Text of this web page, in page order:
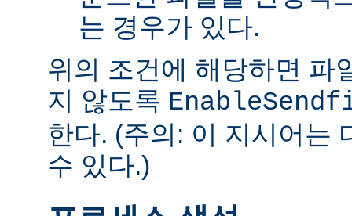
는 경우가 있다.
위의 조건에 해당하면 파
지 않도록
한다. (주의: 이 지시어는
수 있다.)